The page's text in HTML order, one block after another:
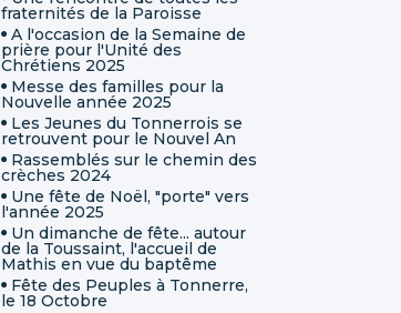
fraternités de la Paroisse
A l'occasion de la Semaine de
prière pour l'Unité des
Chrétiens 2025
Messe des familles pour la
Nouvelle année 2025
Les Jeunes du Tonnerrois se
retrouvent pour le Nouvel An
Rassemblés sur le chemin des
crèches 2024
Une fête de Noël, "porte" vers
l'année 2025
Un dimanche de fête... autour
de la Toussaint, l'accueil de
Mathis en vue du baptême
Fête des Peuples à Tonnerre,
le 18 Octobre